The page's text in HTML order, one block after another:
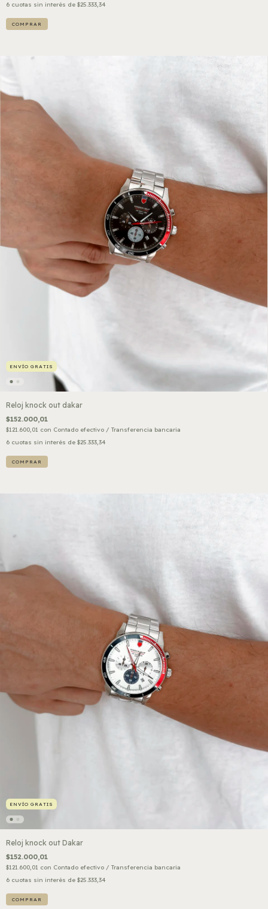
6 cuotas sin interés de $25.333,34
ENVÍO GRATIS
Reloj knock out dakar
$152.000,01
$121.600,01 con Contado efectivo / Transferencia bancaria
6 cuotas sin interés de $25.333,34
ENVÍO GRATIS
Reloj knock out Dakar
$152.000,01
$121.600,01 con Contado efectivo / Transferencia bancaria
6 cuotas sin interés de $25.333,34